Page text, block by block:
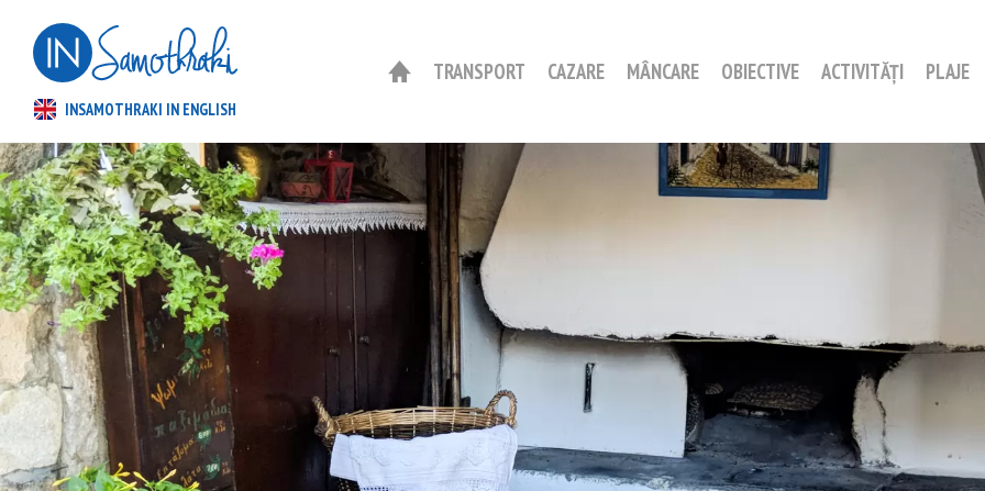
INSAMOTHRAKI IN ENGLISH
TRANSPORT CAZARE MÂNCARE OBIECTIVE ACTIVITĂȚI PLAJE